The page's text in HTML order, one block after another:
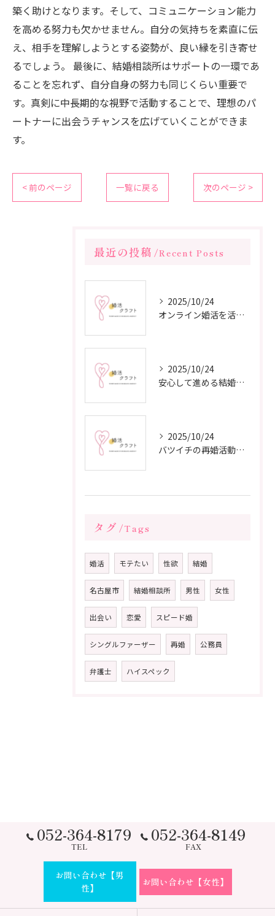
築く助けとなります。そして、コミュニケーション能力
を高める努力も欠かせません。自分の気持ちを素直に伝
え、相手を理解しようとする姿勢が、良い縁を引き寄せ
るでしょう。 最後に、結婚相談所はサポートの一環であ
ることを忘れず、自分自身の努力も同じくらい重要で
す。真剣に中長期的な視野で活動することで、理想のパ
ートナーに出会うチャンスを広げていくことができま
す。
< 前のページ 一覧に戻る 次のページ >
最近の投稿 Recent Posts
2025/10/24
オンライン婚活を活用した短期間成婚の秘訣
2025/10/24
安心して進める結婚相談所の利用法
2025/10/24
バツイチの再婚活動に成功するための戦略
タグ Tags
婚活 モテたい 性欲 結婚
名古屋市 結婚相談所 男性 女性
出会い 恋愛 スピード婚
シングルファーザー 再婚 公務員
弁護士 ハイスペック
052-364-8179
TEL
052-364-8149
FAX
お問い合わせ【男
性】
お問い合わせ【女性】